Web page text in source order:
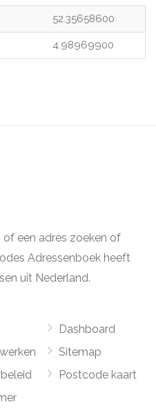
52.35658600
4.98969900
een adres zoeken of
Adressenboek heeft
uit Nederland.
Dashboard
Sitemap
Postcode kaart